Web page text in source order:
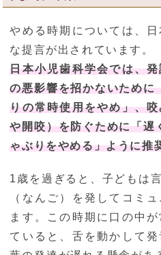
やめる時期については、
な提言が出されています。
日本小児歯科学会では、
の悪影響を招かないために
りの常時使用をやめ」、
や開咬）を防ぐために「遅
ゃぶりをやめる」ように推
1歳を過ぎると、子どもは
（なんご）を発してコミ
ます。この時期に口の中
ていると、舌を動かして